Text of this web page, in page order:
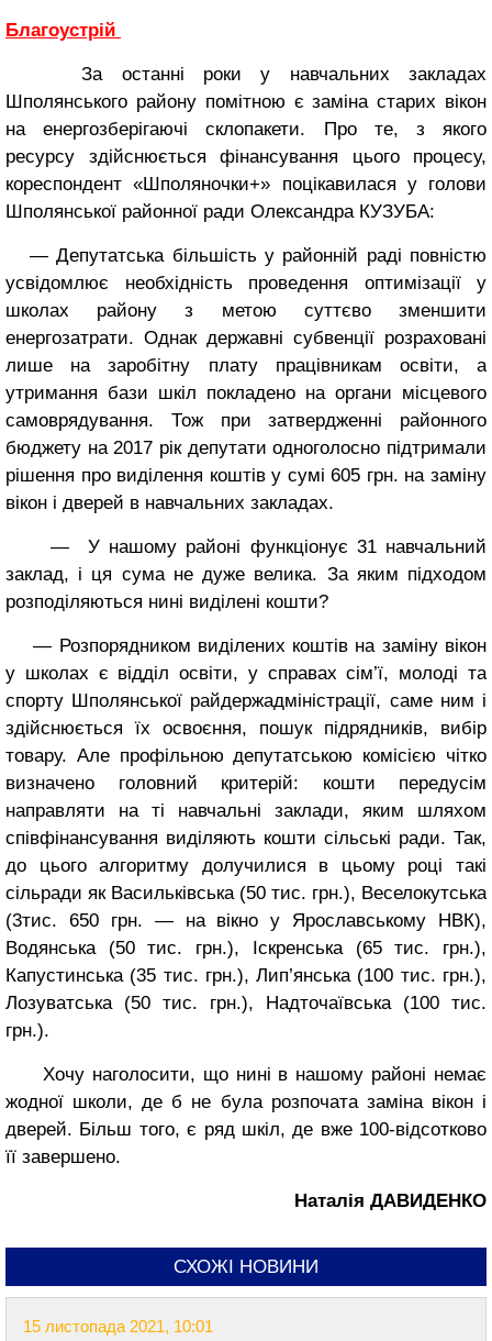
Благоустрій
За останні роки у навчальних закладах
Шполянського району помітною є заміна старих вікон
на енергозберігаючі склопакети. Про те, з якого
ресурсу здійснюється фінансування цього процесу,
кореспондент «Шполяночки+» поцікавилася у голови
Шполянської районної ради Олександра КУЗУБА:
— Депутатська більшість у районній раді повністю
усвідомлює необхідність проведення оптимізації у
школах району з метою суттєво зменшити
енергозатрати. Однак державні субвенції розраховані
лише на заробітну плату працівникам освіти, а
утримання бази шкіл покладено на органи місцевого
самоврядування. Тож при затвердженні районного
бюджету на 2017 рік депутати одноголосно підтримали
рішення про виділення коштів у сумі 605 грн. на заміну
вікон і дверей в навчальних закладах.
— У нашому районі функціонує 31 навчальний
заклад, і ця сума не дуже велика. За яким підходом
розподіляються нині виділені кошти?
— Розпорядником виділених коштів на заміну вікон
у школах є відділ освіти, у справах сім’ї, молоді та
спорту Шполянської райдержадміністрації, саме ним і
здійснюється їх освоєння, пошук підрядників, вибір
товару. Але профільною депутатською комісією чітко
визначено головний критерій: кошти передусім
направляти на ті навчальні заклади, яким шляхом
співфінансування виділяють кошти сільські ради. Так,
до цього алгоритму долучилися в цьому році такі
сільради як Васильківська (50 тис. грн.), Веселокутська
(3тис. 650 грн. — на вікно у Ярославському НВК),
Водянська (50 тис. грн.), Іскренська (65 тис. грн.),
Капустинська (35 тис. грн.), Лип’янська (100 тис. грн.),
Лозуватська (50 тис. грн.), Надточаївська (100 тис.
грн.).
Хочу наголосити, що нині в нашому районі немає
жодної школи, де б не була розпочата заміна вікон і
дверей. Більш того, є ряд шкіл, де вже 100-відсотково
її завершено.
Наталія ДАВИДЕНКО
СХОЖІ НОВИНИ
15 листопада 2021, 10:01